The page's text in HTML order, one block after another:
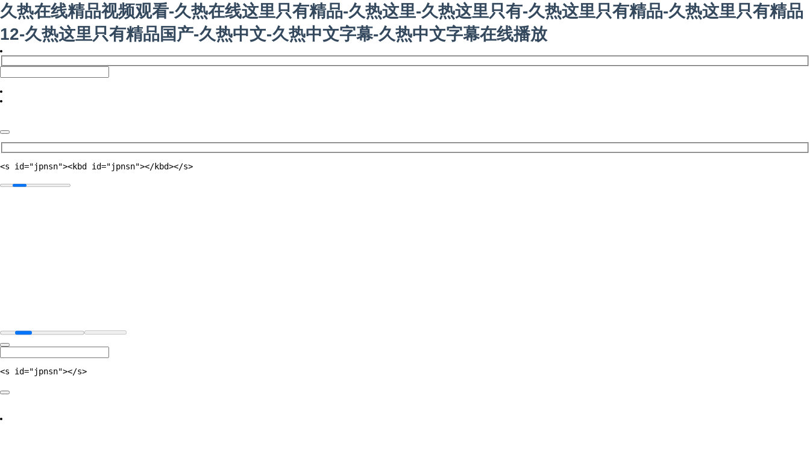
久热在线精品视频观看-久热在线这里只有精品-久热这里-久热这里只有-久热这里只有精品-久热这里只有精品
12-久热这里只有精品国产-久热中文-久热中文字幕-久热中文字幕在线播放
<s id="jpnsn"><kbd id="jpnsn"></kbd></s>
<s id="jpnsn"></s>